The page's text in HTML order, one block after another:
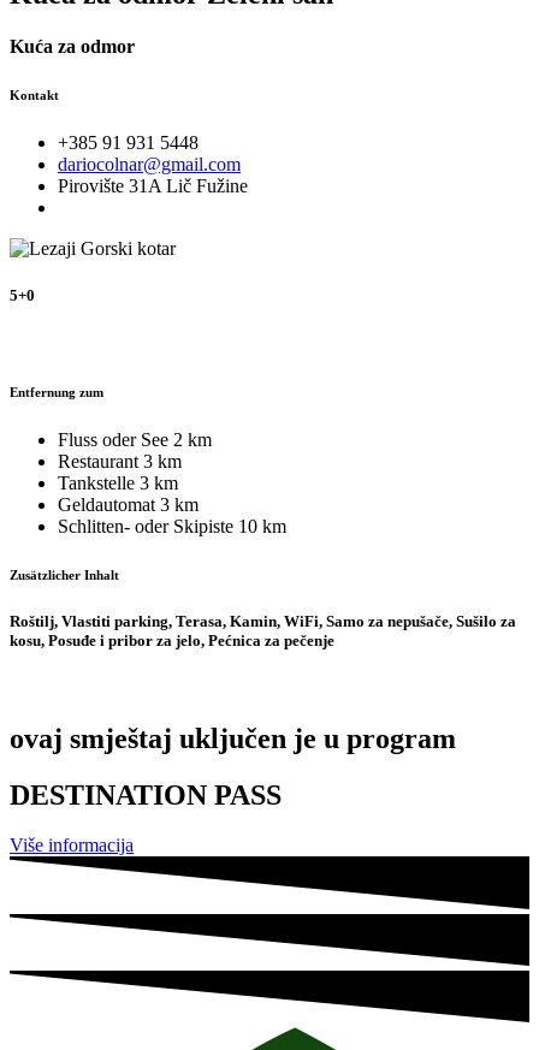
Kuća za odmor
Kontakt
+385 91 931 5448
dariocolnar@gmail.com
Pirovište 31A Lič Fužine
5+0
Entfernung zum
Fluss oder See 2 km
Restaurant 3 km
Tankstelle 3 km
Geldautomat 3 km
Schlitten- oder Skipiste 10 km
Zusätzlicher Inhalt
Roštilj, Vlastiti parking, Terasa, Kamin, WiFi, Samo za nepušače, Sušilo za
kosu, Posuđe i pribor za jelo, Pećnica za pečenje
ovaj smještaj uključen je u program
DESTINATION PASS
Više informacija